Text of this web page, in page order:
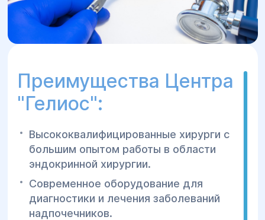
Преимущества Центра
"Гелиос":
Высококвалифицированные хирурги с
большим опытом работы в области
эндокринной хирургии.
Современное оборудование для
диагностики и лечения заболеваний
надпочечников.